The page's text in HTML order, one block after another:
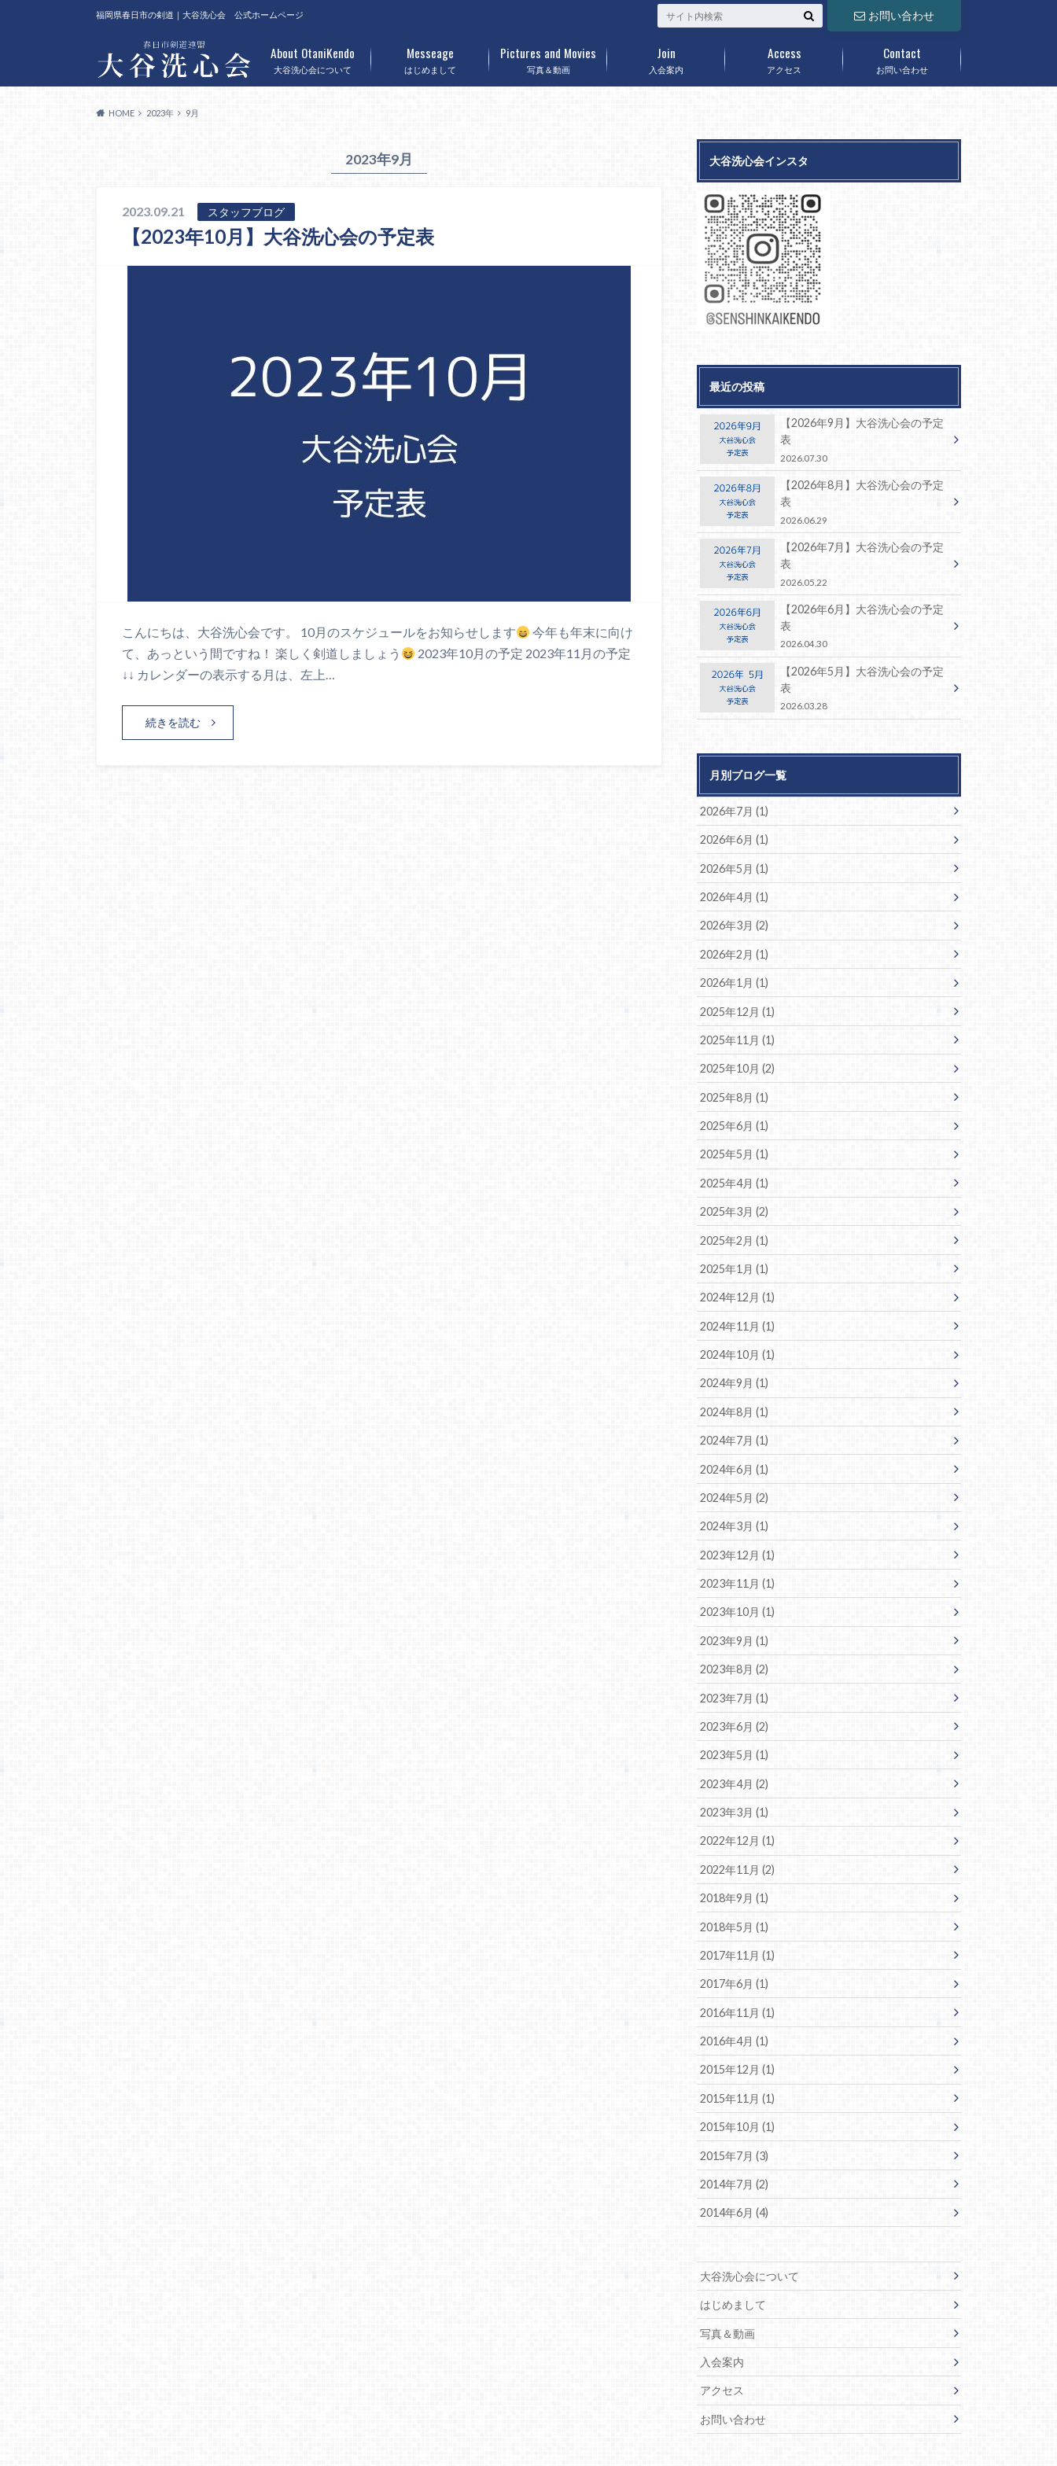
福岡県春日市の剣道｜大谷洗心会 公式ホームページ お問い合わせ
大谷洗心会について
About OtaniKendo
はじめまして
Messeage
写真＆動画
Pictures and Movies
入会案内
Join
アクセス
Access
お問い合わせ
Contact
HOME 2023年 9月
2023年9月
2023.09.21 スタッフブログ
【2023年10月】大谷洗心会の予定表
こんにちは、大谷洗心会です。 10月のスケジュールをお知らせします
今年も年末に向け
て、あっという間ですね！ 楽しく剣道しましょう
2023年10月の予定 2023年11月の予定
↓↓ カレンダーの表示する月は、左上…
続きを読む
大谷洗心会インスタ
最近の投稿
【2026年9月】大谷洗心会の予定
表
2026.07.30
【2026年8月】大谷洗心会の予定
表
2026.06.29
【2026年7月】大谷洗心会の予定
表
2026.05.22
【2026年6月】大谷洗心会の予定
表
2026.04.30
【2026年5月】大谷洗心会の予定
表
2026.03.28
月別ブログ一覧
2026年7月 (1)
2026年6月 (1)
2026年5月 (1)
2026年4月 (1)
2026年3月 (2)
2026年2月 (1)
2026年1月 (1)
2025年12月 (1)
2025年11月 (1)
2025年10月 (2)
2025年8月 (1)
2025年6月 (1)
2025年5月 (1)
2025年4月 (1)
2025年3月 (2)
2025年2月 (1)
2025年1月 (1)
2024年12月 (1)
2024年11月 (1)
2024年10月 (1)
2024年9月 (1)
2024年8月 (1)
2024年7月 (1)
2024年6月 (1)
2024年5月 (2)
2024年3月 (1)
2023年12月 (1)
2023年11月 (1)
2023年10月 (1)
2023年9月 (1)
2023年8月 (2)
2023年7月 (1)
2023年6月 (2)
2023年5月 (1)
2023年4月 (2)
2023年3月 (1)
2022年12月 (1)
2022年11月 (2)
2018年9月 (1)
2018年5月 (1)
2017年11月 (1)
2017年6月 (1)
2016年11月 (1)
2016年4月 (1)
2015年12月 (1)
2015年11月 (1)
2015年10月 (1)
2015年7月 (3)
2014年7月 (2)
2014年6月 (4)
大谷洗心会について
はじめまして
写真＆動画
入会案内
アクセス
お問い合わせ